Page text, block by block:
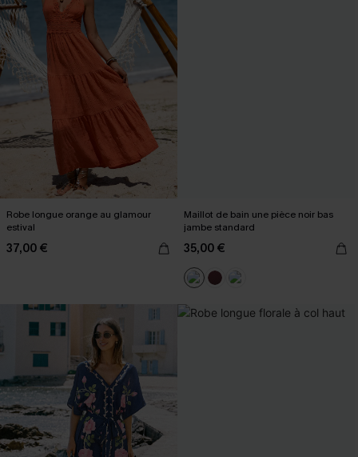
Robe longue orange au glamour
estival
37,00 €
Maillot de bain une pièce noir bas
jambe standard
35,00 €